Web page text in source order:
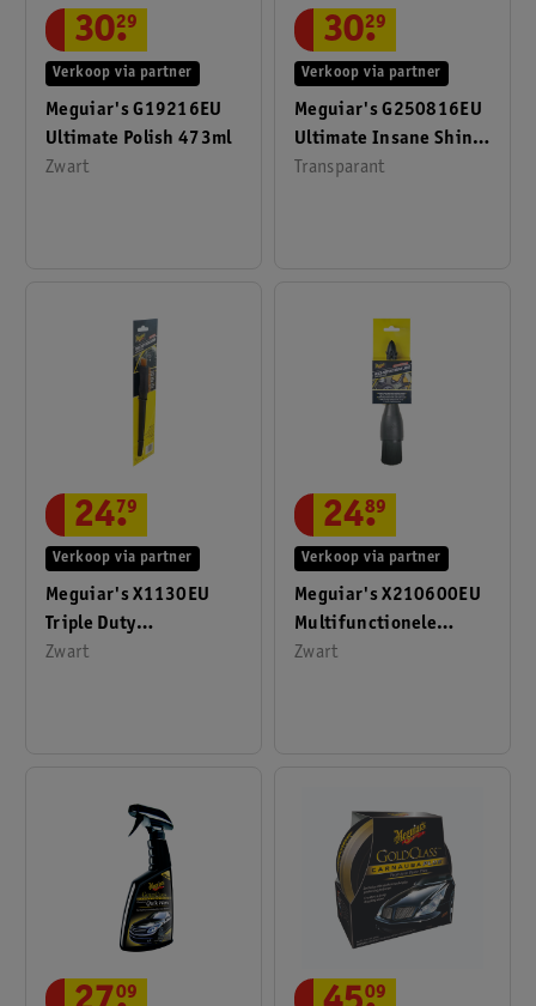
Meguiar's G19216EU
Ultimate Polish 473ml
Zwart
Verkoop via partner
30.
29
Meguiar's G250816EU
Ultimate Insane Shine
Bandenspray 473ml
Transparant
Verkoop via partner
30.
29
Meguiar's X1130EU
Triple Duty
Detailingborstel
Zwart
Verkoop via partner
24.
79
Meguiar's X210600EU
Multifunctionele
Borstel Groot
Zwart
Verkoop via partner
24.
89
09 09